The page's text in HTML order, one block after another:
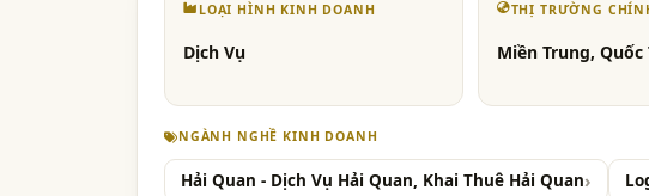
LOẠI HÌNH KINH DOANH
Dịch Vụ
THỊ TRƯỜNG
Miền Trung, Quốc
NGÀNH NGHỀ KINH DOANH
Hải Quan - Dịch Vụ Hải Quan, Khai Thuê Hải Quan